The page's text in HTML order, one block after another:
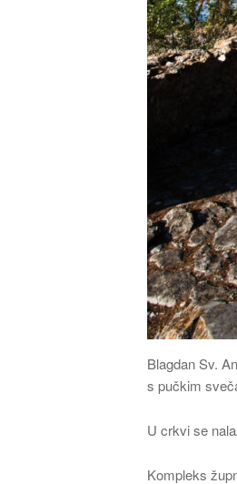
Blagdan Sv.
s pučkim
U crkvi se
Kompleks